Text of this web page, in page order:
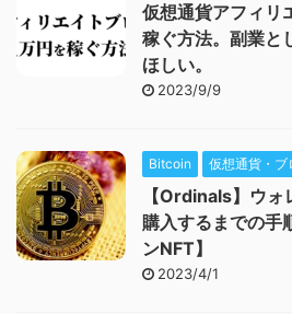
仮想通貨アフィリ
稼ぐ方法。副業と
ほしい。
2023/9/9
Bitcoin 仮想通貨・ブ
【Ordinals】ウ
購入するまでの手
ンNFT】
2023/4/1